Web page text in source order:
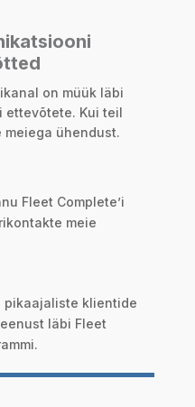
on müük läbi
ettevõtete. Kui teil
ühendust.
Fleet Complete’i
meie
pikaajaliste klientide
läbi Fleet